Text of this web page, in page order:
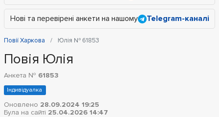
Нові та перевірені анкети на нашому Telegram-каналі
Повії Харкова Юлія № 61853
Повія Юлія
Анкета № 61853
Індивідуалка
Оновлено 28.09.2024 19:25
Була на сайті 25.04.2026 14:47